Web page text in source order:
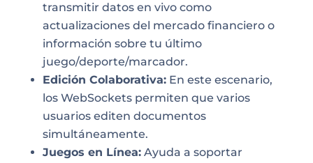
transmitir datos en vivo como
actualizaciones del mercado financiero o
información sobre tu último
juego/deporte/marcador.
Edición Colaborativa:En este escenario,
los WebSockets permiten que varios
usuarios editen documentos
simultáneamente.
Juegos en Línea:Ayuda a soportar